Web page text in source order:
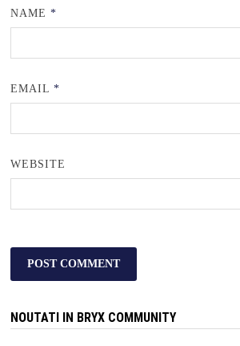
NAME*
EMAIL*
WEBSITE
NOUTATI IN BRYX COMMUNITY